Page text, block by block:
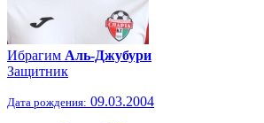
Ибрагим Аль-Джубури
Защитник
Дата рождения: 09.03.2004